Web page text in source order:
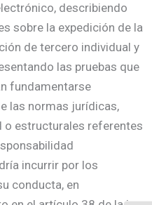
describiendo
sobre la expedición de la
de tercero individual y
las pruebas que
fundamentarse
las normas jurídicas,
o estructurales referentes
incurrir por los
conducta, en